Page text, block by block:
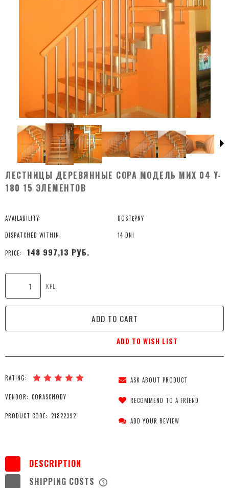
ЛЕСТНИЦЫ ДЕРЕВЯННЫЕ COPA МОДЕЛЬ MИX 04 Y-
180 15 ЭЛЕМЕНТОВ
AVAILABILITY: DOSTĘPNY
DISPATCHED WITHIN: 14 DNI
PRICE: 148 997,13 РУБ.
KPL.
ADD TO CART
ADD TO WISH LIST
RATING:
VENDOR: CORASCHODY
PRODUCT CODE: 21822392
ASK ABOUT PRODUCT
RECOMMEND TO A FRIEND
ADD YOUR REVIEW
DESCRIPTION
SHIPPING COSTS